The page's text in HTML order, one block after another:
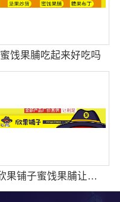
蜜饯果脯吃起来好吃吗
欣果铺子蜜饯果脯让你荣光重新焕发